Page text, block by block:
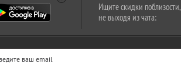
Ищите скидки поблизости,
не выходя из чата: